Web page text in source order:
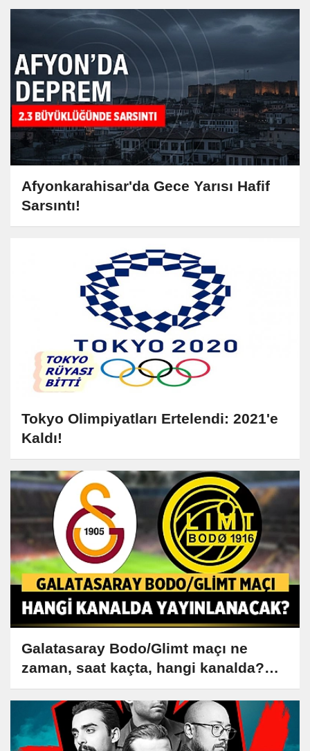
Afyonkarahisar'da Gece Yarısı Hafif
Sarsıntı!
Tokyo Olimpiyatları Ertelendi: 2021'e
Kaldı!
Galatasaray Bodo/Glimt maçı ne
zaman, saat kaçta, hangi kanalda?
Muhtemel 11 belli oldu!